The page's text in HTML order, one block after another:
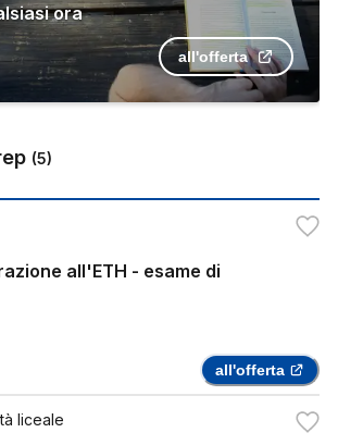
ora
all'offerta
(5)
all'ETH - esame di
all'offerta
liceale